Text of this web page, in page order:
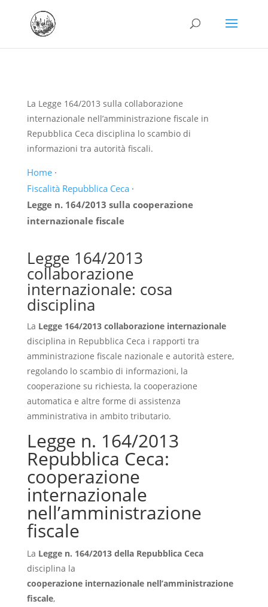
La Legge 164/2013 sulla collaborazione
internazionale nell’amministrazione fiscale in
Repubblica Ceca disciplina lo scambio di
informazioni tra autorità fiscali.
Home·
Fiscalità Repubblica Ceca·
Legge n. 164/2013 sulla cooperazione
internazionale fiscale
Legge 164/2013
collaborazione
internazionale: cosa
disciplina
La Legge 164/2013 collaborazione internazionale
disciplina in Repubblica Ceca i rapporti tra
amministrazione fiscale nazionale e autorità estere,
regolando lo scambio di informazioni, la
cooperazione su richiesta, la cooperazione
automatica e altre forme di assistenza
amministrativa in ambito tributario.
Legge n. 164/2013
Repubblica Ceca:
cooperazione
internazionale
nell’amministrazione
fiscale
La Legge n. 164/2013 della Repubblica Ceca
disciplina la
cooperazione internazionale nell’amministrazione
fiscale,